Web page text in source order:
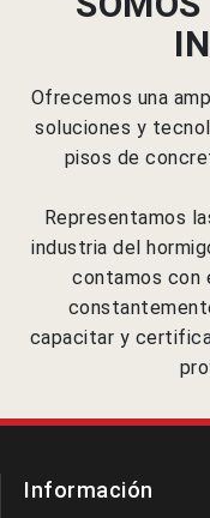
Ofrecemos una
soluciones y
pisos de
Representamos
industria del
contamos con
capacitar y
Información